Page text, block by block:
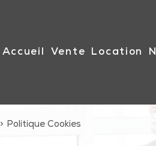
accueil vente location
Politique Cookies